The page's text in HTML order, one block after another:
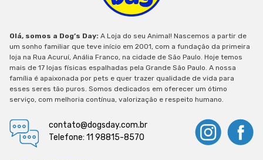
Olá, somos a Dog’s Day: A Loja do seu Animal! Nascemos a partir de
um sonho familiar que teve início em 2001, com a fundação da primeira
loja na Rua Acuruí, Anália Franco, na cidade de São Paulo. Hoje temos
mais de 17 lojas físicas espalhadas pela Grande São Paulo. A nossa
família é apaixonada por pets e quer trazer qualidade de vida para
esses seres tão puros. Somos dedicados em oferecer um ótimo
serviço, com melhoria contínua, valorização e respeito humano.
contato@dogsday.com.br
Telefone: 11 98815-8570